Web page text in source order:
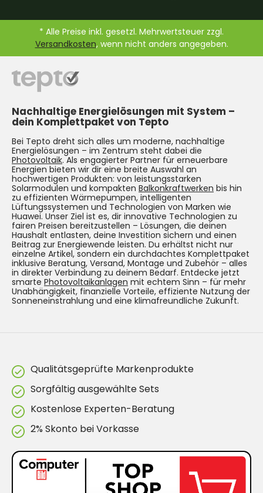
* Alle Preise inkl. gesetzl. Mehrwertsteuer zzgl.
Versandkosten, wenn nicht anders angegeben.
Nachhaltige Energielösungen mit System –
dein Komplettpaket von Tepto
Bei Tepto dreht sich alles um moderne, nachhaltige
Energielösungen – im Zentrum steht dabei die
Photovoltaik. Als engagierter Partner für erneuerbare
Energien bieten wir dir eine breite Auswahl an
hochwertigen Produkten: von leistungsstarken
Solarmodulen und kompakten Balkonkraftwerken bis hin
zu effizienten Wärmepumpen, intelligenten
Lüftungssystemen und Technologien von Marken wie
Huawei. Unser Ziel ist es, dir innovative Technologien zu
fairen Preisen bereitzustellen – Lösungen, die deinen
Haushalt entlasten, deine Investition sichern und einen
Beitrag zur Energiewende leisten. Du erhältst nicht nur
einzelne Artikel, sondern ein durchdachtes Komplettpaket
inklusive Beratung, Versand, Montage und Zubehör – alles
in direkter Verbindung zu deinem Bedarf. Entdecke jetzt
smarte Photovoltaikanlagen mit echtem Sinn – für mehr
Unabhängigkeit, finanzielle Vorteile, effiziente Nutzung der
Sonneneinstrahlung und eine klimafreundliche Zukunft.
Qualitätsgeprüfte Markenprodukte
Sorgfältig ausgewählte Sets
Kostenlose Experten-Beratung
2% Skonto bei Vorkasse